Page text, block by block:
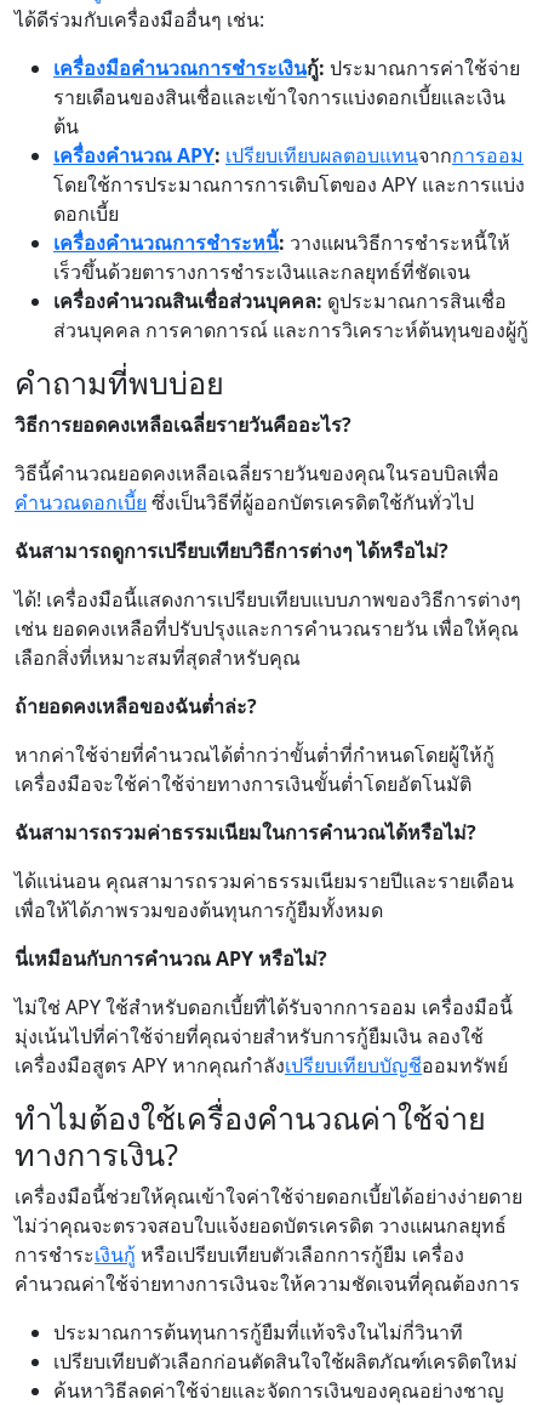
ได้ดีร่วมกับเครื่องมืออื่นๆ เช่น:
เครื่องมือคำนวณการชำระเงินกู้: ประมาณการค่าใช้จ่าย
รายเดือนของสินเชื่อและเข้าใจการแบ่งดอกเบี้ยและเงิน
ต้น
เครื่องคำนวณ APY: เปรียบเทียบผลตอบแทนจากการออม
โดยใช้การประมาณการการเติบโตของ APY และการแบ่ง
ดอกเบี้ย
เครื่องคำนวณการชำระหนี้: วางแผนวิธีการชำระหนี้ให้
เร็วขึ้นด้วยตารางการชำระเงินและกลยุทธ์ที่ชัดเจน
เครื่องคำนวณสินเชื่อส่วนบุคคล: ดูประมาณการสินเชื่อ
ส่วนบุคคล การคาดการณ์ และการวิเคราะห์ต้นทุนของผู้กู้
คำถามที่พบบ่อย
วิธีการยอดคงเหลือเฉลี่ยรายวันคืออะไร?
วิธีนี้คำนวณยอดคงเหลือเฉลี่ยรายวันของคุณในรอบบิลเพื่อ
คำนวณดอกเบี้ย ซึ่งเป็นวิธีที่ผู้ออกบัตรเครดิตใช้กันทั่วไป
ฉันสามารถดูการเปรียบเทียบวิธีการต่างๆ ได้หรือไม่?
ได้! เครื่องมือนี้แสดงการเปรียบเทียบแบบภาพของวิธีการต่างๆ
เช่น ยอดคงเหลือที่ปรับปรุงและการคำนวณรายวัน เพื่อให้คุณ
เลือกสิ่งที่เหมาะสมที่สุดสำหรับคุณ
ถ้ายอดคงเหลือของฉันต่ำล่ะ?
หากค่าใช้จ่ายที่คำนวณได้ต่ำกว่าขั้นต่ำที่กำหนดโดยผู้ให้กู้
เครื่องมือจะใช้ค่าใช้จ่ายทางการเงินขั้นต่ำโดยอัตโนมัติ
ฉันสามารถรวมค่าธรรมเนียมในการคำนวณได้หรือไม่?
ได้แน่นอน คุณสามารถรวมค่าธรรมเนียมรายปีและรายเดือน
เพื่อให้ได้ภาพรวมของต้นทุนการกู้ยืมทั้งหมด
นี่เหมือนกับการคำนวณ APY หรือไม่?
ไม่ใช่ APY ใช้สำหรับดอกเบี้ยที่ได้รับจากการออม เครื่องมือนี้
มุ่งเน้นไปที่ค่าใช้จ่ายที่คุณจ่ายสำหรับการกู้ยืมเงิน ลองใช้
เครื่องมือสูตร APY หากคุณกำลังเปรียบเทียบบัญชีออมทรัพย์
ทำไมต้องใช้เครื่องคำนวณค่าใช้จ่าย
ทางการเงิน?
เครื่องมือนี้ช่วยให้คุณเข้าใจค่าใช้จ่ายดอกเบี้ยได้อย่างง่ายดาย
ไม่ว่าคุณจะตรวจสอบใบแจ้งยอดบัตรเครดิต วางแผนกลยุทธ์
การชำระเงินกู้หรือเปรียบเทียบตัวเลือกการกู้ยืม เครื่อง
คำนวณค่าใช้จ่ายทางการเงินจะให้ความชัดเจนที่คุณต้องการ
ประมาณการต้นทุนการกู้ยืมที่แท้จริงในไม่กี่วินาที
เปรียบเทียบตัวเลือกก่อนตัดสินใจใช้ผลิตภัณฑ์เครดิตใหม่
ค้นหาวิธีลดค่าใช้จ่ายและจัดการเงินของคุณอย่างชาญ